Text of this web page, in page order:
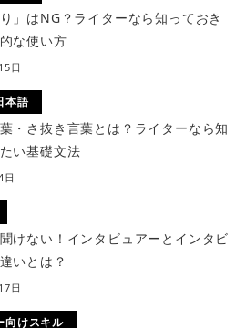
り」はNG？ライターなら知っておき
な使い方
日
本語
・さ抜き言葉とは？ライターなら知
い基礎文法
日
けない！インタビュアーとインタビ
いとは？
日
向けスキル